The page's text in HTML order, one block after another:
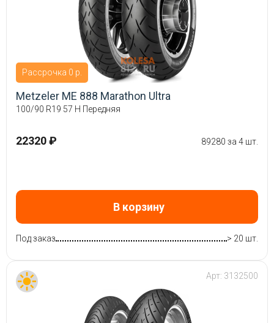
Рассрочка 0 р.
Metzeler ME 888 Marathon Ultra
100/90 R19 57 H Передняя
22320 ₽ 89280 за 4 шт.
В корзину
Под заказ > 20 шт.
Арт: 3132500